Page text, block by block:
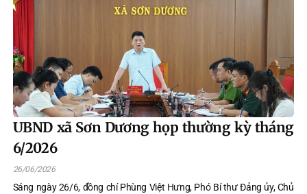
UBND xã Sơn Dương họp thường kỳ tháng
6/2026
26/06/2026
Sáng ngày 26/6, đồng chí Phùng Việt Hưng, Phó Bí thư Đảng ủy, Chủ